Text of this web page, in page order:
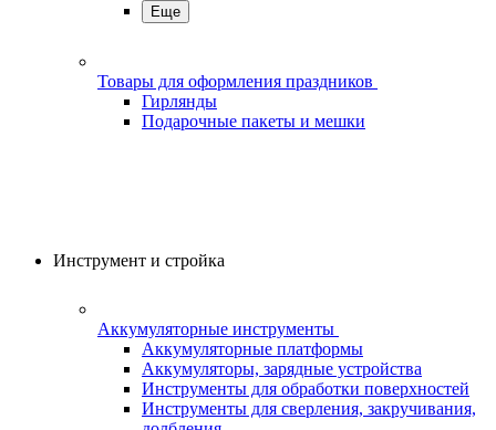
Еще
Товары для оформления праздников
Гирлянды
Подарочные пакеты и мешки
Инструмент и стройка
Аккумуляторные инструменты
Аккумуляторные платформы
Аккумуляторы, зарядные устройства
Инструменты для обработки поверхностей
Инструменты для сверления, закручивания,